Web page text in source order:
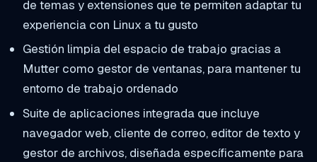
de temas y extensiones que te permiten adaptar tu
experiencia con Linux a tu gusto
Gestión limpia del espacio de trabajo gracias a
Mutter como gestor de ventanas, para mantener tu
entorno de trabajo ordenado
Suite de aplicaciones integrada que incluye
navegador web, cliente de correo, editor de texto y
gestor de archivos, diseñada específicamente para